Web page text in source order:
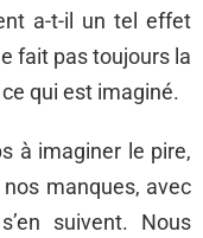
a-t-il un tel effet
fait pas toujours la
qui est imaginé.
à imaginer le pire,
manques, avec
suivent. Nous